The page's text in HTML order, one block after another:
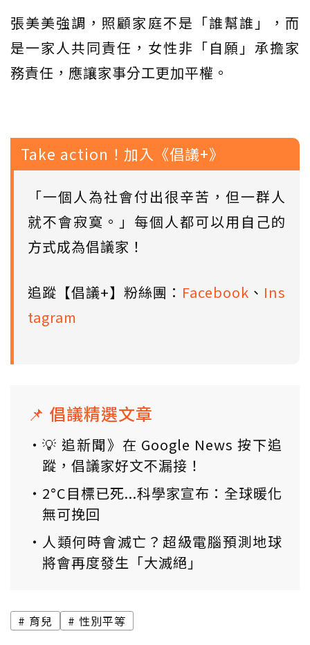
張美美強調，照顧家庭不是「誰幫誰」，而
是一家人共同責任，女性非「自願」承擔家
務責任，應讓家事分工更加平權。
Take action！加入《倡議+》
「一個人為社會付出很辛苦，但一群人
就不會寂寞。」每個人都可以用自己的
方式成為倡議家！
追蹤【倡議+】粉絲團： Facebook 、 Ins
tagram
📌 倡議精選文章
💡 追新聞》在 Google News 按下追
蹤，倡議家好文不漏接！
2°C目標已死...科學家宣布：全球暖化
無可挽回
人類何時會滅亡？超級電腦預測地球
將會再度發生「大滅絕」
育兒 性別平等